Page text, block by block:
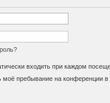
входить при каждом
моё пребывание на конференции в